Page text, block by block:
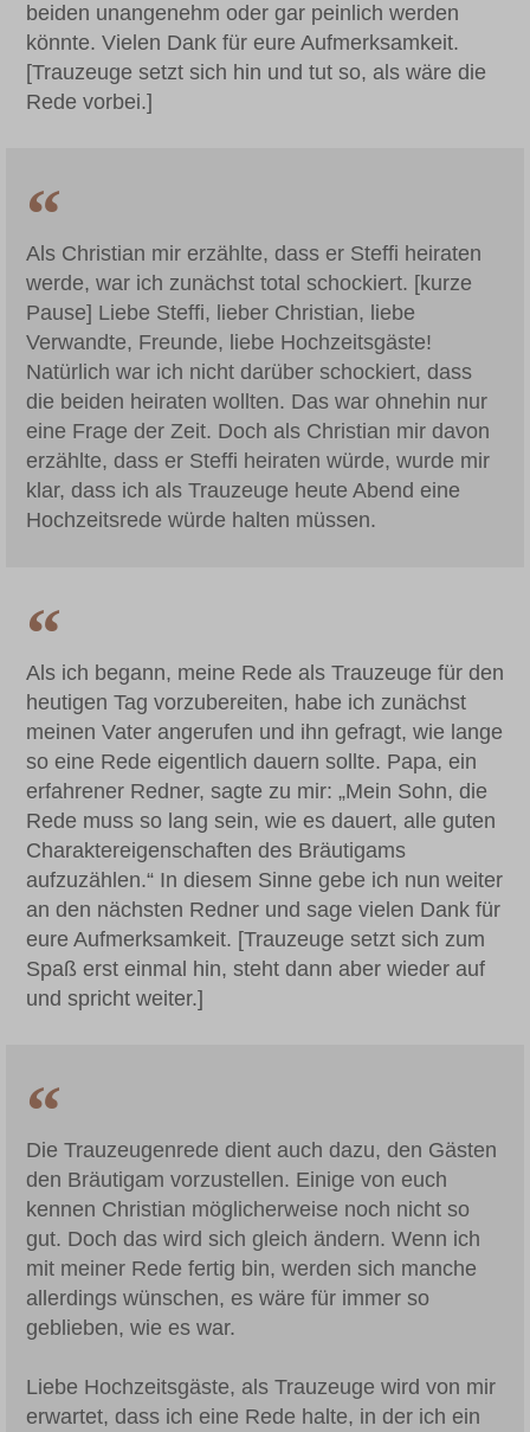
beiden unangenehm oder gar peinlich werden
könnte. Vielen Dank für eure Aufmerksamkeit.
[Trauzeuge setzt sich hin und tut so, als wäre die
Rede vorbei.]
Als Christian mir erzählte, dass er Steffi heiraten
werde, war ich zunächst total schockiert. [kurze
Pause] Liebe Steffi, lieber Christian, liebe
Verwandte, Freunde, liebe Hochzeitsgäste!
Natürlich war ich nicht darüber schockiert, dass
die beiden heiraten wollten. Das war ohnehin nur
eine Frage der Zeit. Doch als Christian mir davon
erzählte, dass er Steffi heiraten würde, wurde mir
klar, dass ich als Trauzeuge heute Abend eine
Hochzeitsrede würde halten müssen.
Als ich begann, meine Rede als Trauzeuge für den
heutigen Tag vorzubereiten, habe ich zunächst
meinen Vater angerufen und ihn gefragt, wie lange
so eine Rede eigentlich dauern sollte. Papa, ein
erfahrener Redner, sagte zu mir: „Mein Sohn, die
Rede muss so lang sein, wie es dauert, alle guten
Charaktereigenschaften des Bräutigams
aufzuzählen.“ In diesem Sinne gebe ich nun weiter
an den nächsten Redner und sage vielen Dank für
eure Aufmerksamkeit. [Trauzeuge setzt sich zum
Spaß erst einmal hin, steht dann aber wieder auf
und spricht weiter.]
Die Trauzeugenrede dient auch dazu, den Gästen
den Bräutigam vorzustellen. Einige von euch
kennen Christian möglicherweise noch nicht so
gut. Doch das wird sich gleich ändern. Wenn ich
mit meiner Rede fertig bin, werden sich manche
allerdings wünschen, es wäre für immer so
geblieben, wie es war.
Liebe Hochzeitsgäste, als Trauzeuge wird von mir
erwartet, dass ich eine Rede halte, in der ich ein